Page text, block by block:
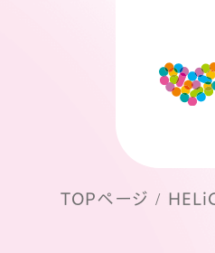
TOPページ